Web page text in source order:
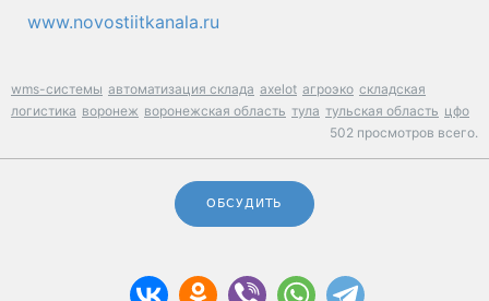
www.novostiitkanala.ru
wms-системы автоматизация склада axelot агроэко складская
логистика воронеж воронежская область тула тульская область цфо
502 просмотров всего.
ОБСУДИТЬ